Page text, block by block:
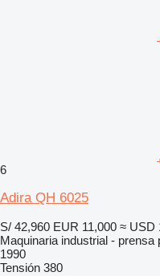
6
Adira QH 6025
S/ 42,960 EUR 11,000 ≈ USD
Maquinaria industrial - prensa
1990
Tensión 380